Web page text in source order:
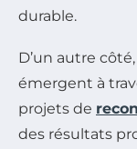
durable.
D’un autre
émergent à
projets de
des résultats